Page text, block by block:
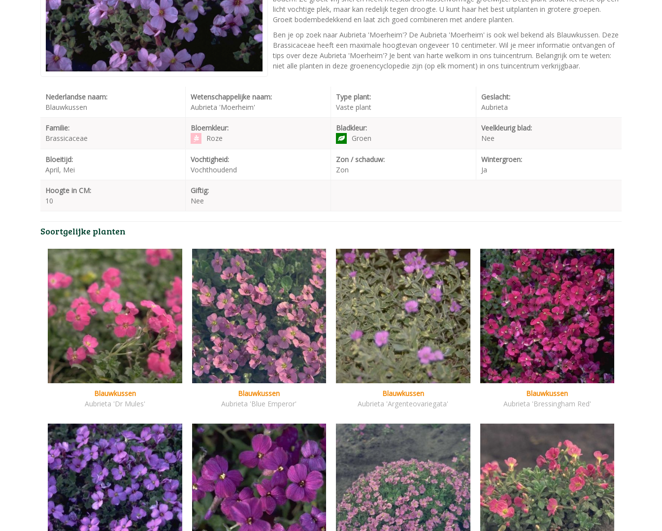
licht vochtige plek, maar kan redelijk tegen droogte. U kunt haar het best uitplanten in grotere groepen.
Groeit bodembedekkend en laat zich goed combineren met andere planten.
Ben je op zoek naar Aubrieta 'Moerheim'? De Aubrieta 'Moerheim' is ook wel bekend als Blauwkussen. Deze
Brassicaceae heeft een maximale hoogtevan ongeveer 10 centimeter. Wil je meer informatie ontvangen of
tips over deze Aubrieta 'Moerheim'? Je bent van harte welkom in ons tuincentrum. Belangrijk om te weten:
niet alle planten in deze groenencyclopedie zijn (op elk moment) in ons tuincentrum verkrijgbaar.
Nederlandse naam:
Blauwkussen
Wetenschappelijke naam:
Aubrieta 'Moerheim'
Type plant:
Vaste plant
Geslacht:
Aubrieta
Familie:
Brassicaceae
Bloemkleur:
Roze
Bladkleur:
Groen
Veelkleurig blad:
Nee
Bloeitijd:
April, Mei
Vochtigheid:
Vochthoudend
Zon / schaduw:
Zon
Wintergroen:
Ja
Hoogte in CM:
10
Giftig:
Nee
Soortgelijke planten
Blauwkussen
Aubrieta 'Dr Mules'
Blauwkussen
Aubrieta 'Blue Emperor'
Blauwkussen
Aubrieta 'Argenteovariegata'
Blauwkussen
Aubrieta 'Bressingham Red'